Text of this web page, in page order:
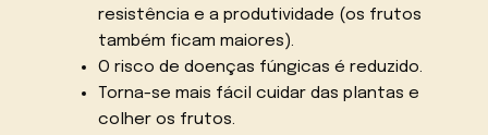
resistência e a produtividade (os frutos
também ficam maiores).
O risco de doenças fúngicas é reduzido.
Torna-se mais fácil cuidar das plantas e
colher os frutos.